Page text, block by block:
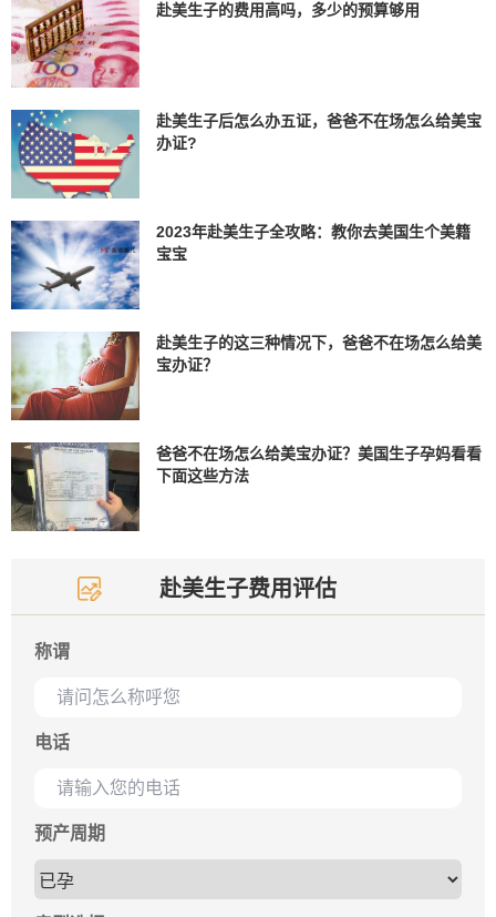
赴美生子的费用高吗，多少的预算够用
赴美生子后怎么办五证，爸爸不在场怎么给美宝
办证?
2023年赴美生子全攻略：教你去美国生个美籍
宝宝
赴美生子的这三种情况下，爸爸不在场怎么给美
宝办证？
爸爸不在场怎么给美宝办证？美国生子孕妈看看
下面这些方法
赴美生子费用评估
称谓
电话
预产周期